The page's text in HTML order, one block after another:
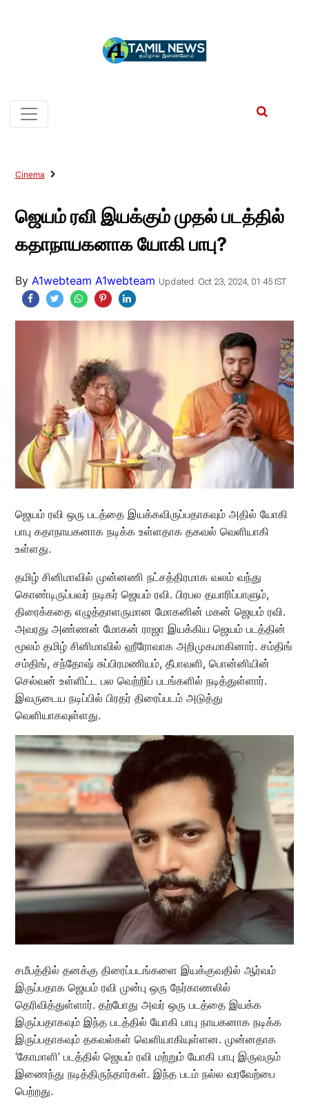
Cinema
ஜெயம் ரவி இயக்கும் முதல் படத்தில்
கதாநாயகனாக யோகி பாபு?
By A1webteam A1webteam Updated: Oct 23, 2024, 01:45 IST
ஜெயம் ரவி ஒரு படத்தை இயக்கவிருப்பதாகவும் அதில் யோகி
பாபு கதாநாயகனாக நடிக்க உள்ளதாக தகவல் வெளியாகி
உள்ளது.
தமிழ் சினிமாவில் முன்னணி நட்சத்திரமாக வலம் வந்து
கொண்டிருப்பவர் நடிகர் ஜெயம் ரவி. பிரபல தயாரிப்பாளும்,
திரைக்கதை எழுத்தாளருமான மோகனின் மகன் ஜெயம் ரவி.
அவரது அண்ணன் மோகன் ராஜா இயக்கிய ஜெயம் படத்தின்
மூலம் தமிழ் சினிமாவில் ஹீரோவாக அறிமுகமாகினார். சம்திங்
சம்திங், சந்தோஷ் சுப்பிரமணியம், தீபாவளி, பொன்னியின்
செல்வன் உள்ளிட்ட பல வெற்றிப் படங்களில் நடித்துள்ளார்.
இவருடைய நடிப்பில் பிரதர் திரைப்படம் அடுத்து
வெளியாகவுள்ளது.
சமீபத்தில் தனக்கு திரைப்படங்களை இயக்குவதில் ஆர்வம்
இருப்பதாக ஜெயம் ரவி முன்பு ஒரு நேர்காணலில்
தெரிவித்துள்ளார். தற்போது அவர் ஒரு படத்தை இயக்க
இருப்பதாகவும் இந்த படத்தில் யோகி பாபு நாயகனாக நடிக்க
இருப்பதாகவும் தகவல்கள் வெளியாகியுள்ளன. முன்னதாக
‘கோமாளி’ படத்தில் ஜெயம் ரவி மற்றும் யோகி பாபு இருவரும்
இணைந்து நடித்திருந்தார்கள். இந்த படம் நல்ல வரவேற்பை
பெற்றது.